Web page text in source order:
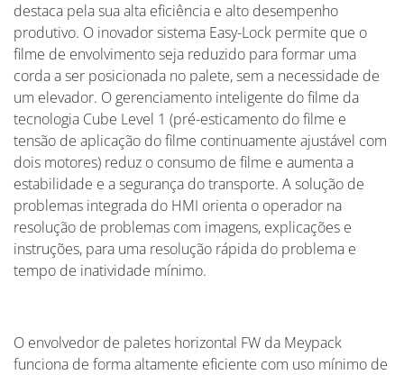
destaca pela sua alta eficiência e alto desempenho
produtivo. O inovador sistema Easy-Lock permite que o
filme de envolvimento seja reduzido para formar uma
corda a ser posicionada no palete, sem a necessidade de
um elevador. O gerenciamento inteligente do filme da
tecnologia Cube Level 1 (pré-esticamento do filme e
tensão de aplicação do filme continuamente ajustável com
dois motores) reduz o consumo de filme e aumenta a
estabilidade e a segurança do transporte. A solução de
problemas integrada do HMI orienta o operador na
resolução de problemas com imagens, explicações e
instruções, para uma resolução rápida do problema e
tempo de inatividade mínimo.
O envolvedor de paletes horizontal FW da Meypack
funciona de forma altamente eficiente com uso mínimo de